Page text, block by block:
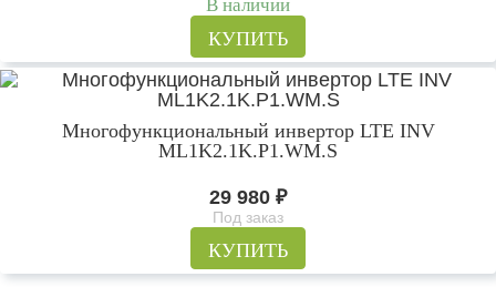
В наличии
КУПИТЬ
Многофункциональный инвертор LTE INV
ML1K2.1K.P1.WM.S
29 980 ₽
Под заказ
КУПИТЬ